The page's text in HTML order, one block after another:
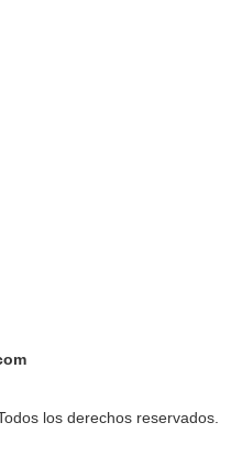
los derechos reservados.